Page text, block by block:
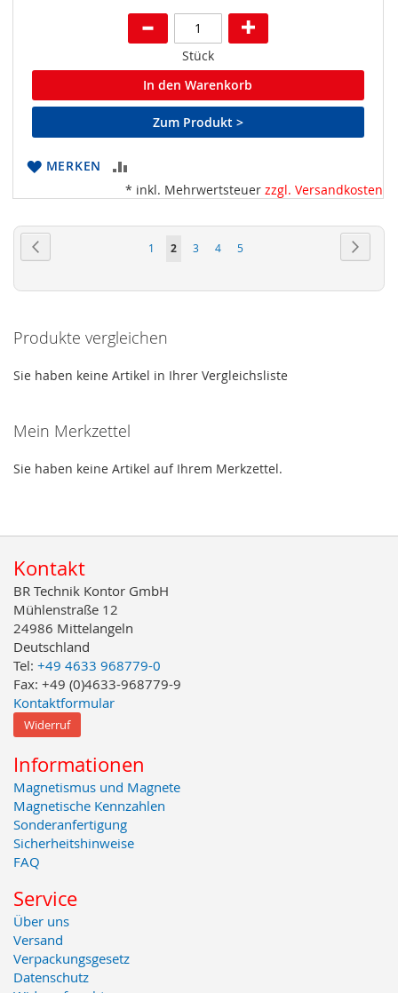
Stück
In den Warenkorb
Zum Produkt >
MERKEN
VERGLEICHSLISTE
HINZUFÜGEN
* inkl. Mehrwertsteuer zzgl. Versandkosten
Seite
Seite
1
Sie
2 Seite
3 Seite
4 Seite
5
Produkte vergleichen
Sie haben keine Artikel in Ihrer Vergleichsliste
Mein Merkzettel
Sie haben keine Artikel auf Ihrem Merkzettel.
Kontakt
BR Technik Kontor GmbH
Mühlenstraße 12
24986 Mittelangeln
Deutschland
Tel: +49 4633 968779-0
Fax: +49 (0)4633-968779-9
Kontaktformular
Widerruf
Informationen
Magnetismus und Magnete
Magnetische Kennzahlen
Sonderanfertigung
Sicherheitshinweise
FAQ
Service
Über uns
Versand
Verpackungsgesetz
Datenschutz